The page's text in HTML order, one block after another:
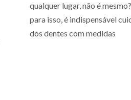
qualquer lugar, não é
para isso, é indispensável
dos dentes com medidas